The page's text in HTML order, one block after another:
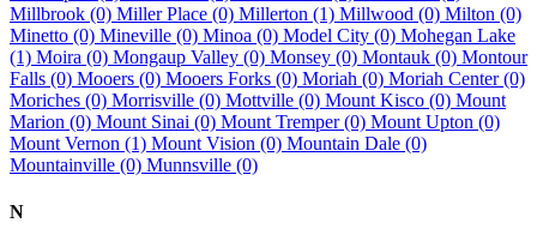
Millbrook (0) Miller Place (0) Millerton (1) Millwood (0) Milton (0)
Minetto (0) Mineville (0) Minoa (0) Model City (0) Mohegan Lake
(1) Moira (0) Mongaup Valley (0) Monsey (0) Montauk (0) Montour
Falls (0) Mooers (0) Mooers Forks (0) Moriah (0) Moriah Center (0)
Moriches (0) Morrisville (0) Mottville (0) Mount Kisco (0) Mount
Marion (0) Mount Sinai (0) Mount Tremper (0) Mount Upton (0)
Mount Vernon (1) Mount Vision (0) Mountain Dale (0)
Mountainville (0) Munnsville (0)
N